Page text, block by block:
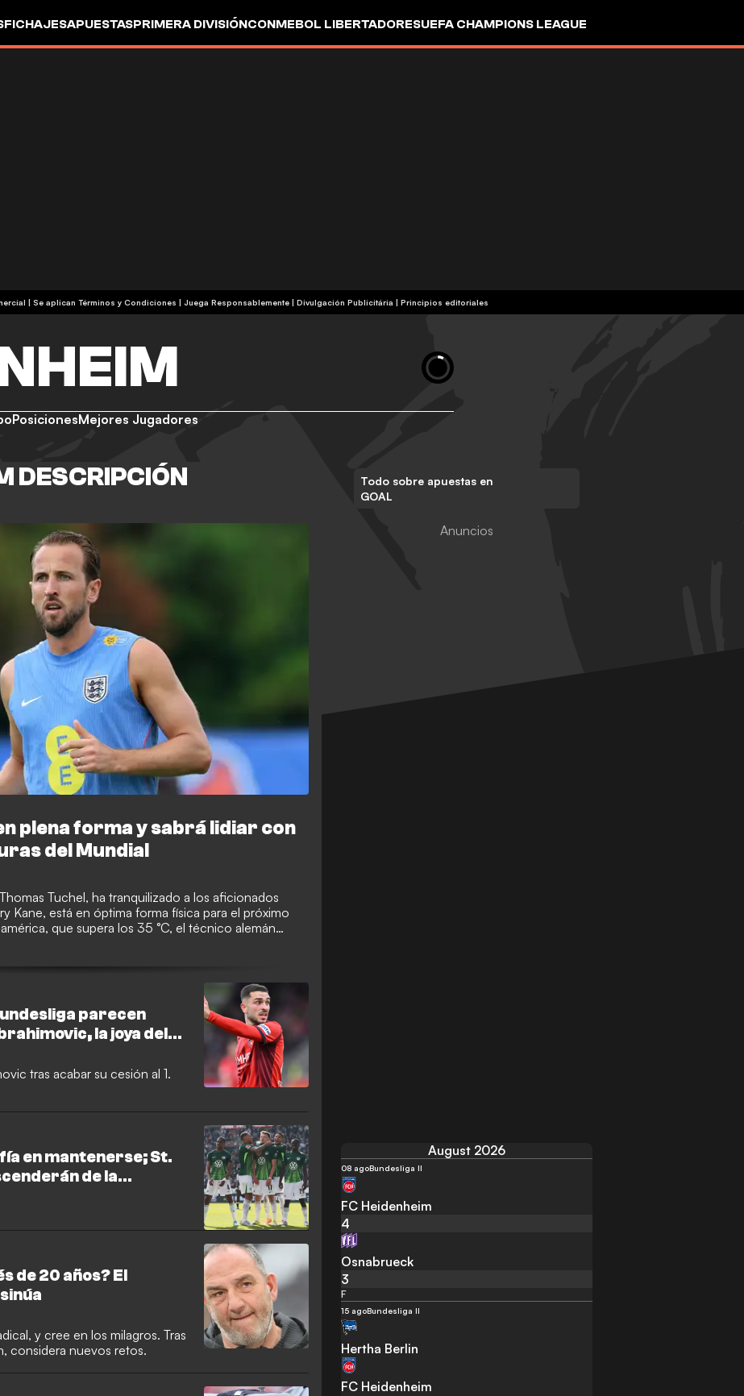
FICHAJESAPUESTASPRIMERA DIVISIÓNCONMEBOL LIBERTADORESUEFA CHAMPIONS LEAGUE
+18 | Contenido Comercial | Se aplican Términos y Condiciones | Juega Responsablemente| Divulgación Publicitária | Principios editoriales
PosicionesMejores Jugadores
DESCRIPCIÓN
plena forma y sabrá lidiar con
del Mundial
Tuchel, ha tranquilizado a los aficionados
Kane, está en óptima forma física para el próximo
que supera los 35 °C, el técnico alemán
parecen
la joya del
tras acabar su cesión al 1.
en mantenerse; St.
de la
de 20 años? El
y cree en los milagros. Tras
considera nuevos retos.
August 2026
08 agoBundesliga II
FC Heidenheim
4
Osnabrueck
3
F
15 agoBundesliga II
Hertha Berlin
FC Heidenheim
Todo sobre apuestas en
GOAL